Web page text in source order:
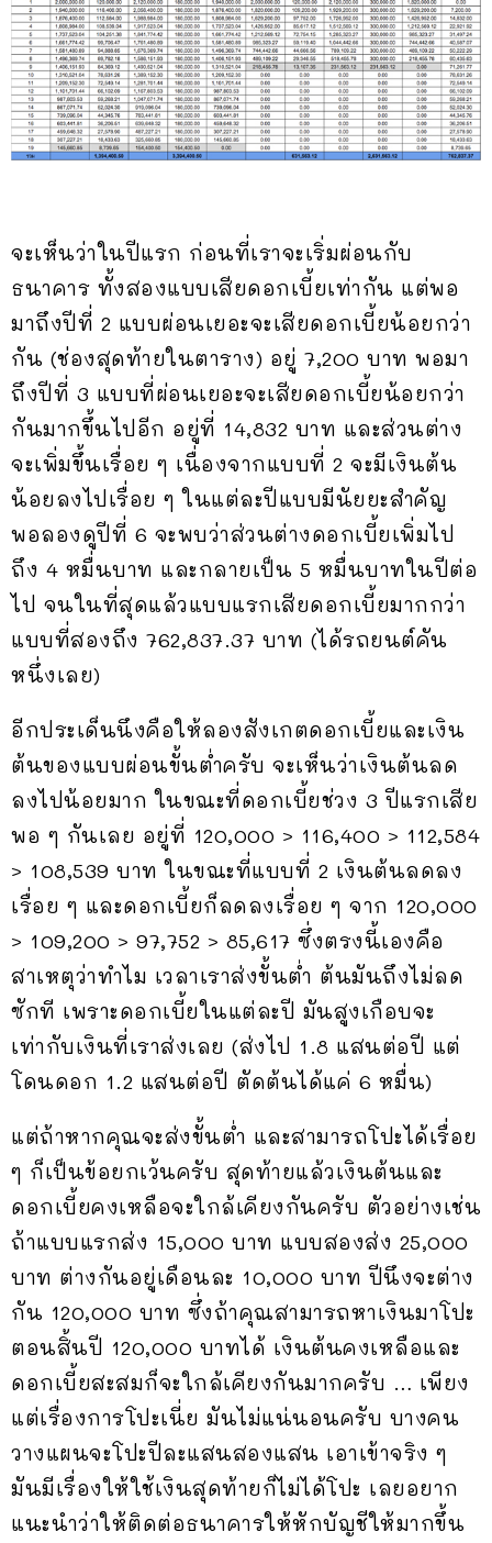
จะเห็นว่าในปีแรก ก่อนที่เราจะเริ่มผ่อนกับ
ธนาคาร ทั้งสองแบบเสียดอกเบี้ยเท่ากัน แต่พอ
มาถึงปีที่ 2 แบบผ่อนเยอะจะเสียดอกเบี้ยน้อยกว่า
กัน (ช่องสุดท้ายในตาราง) อยู่ 7,200 บาท พอมา
ถึงปีที่ 3 แบบที่ผ่อนเยอะจะเสียดอกเบี้ยน้อยกว่า
กันมากขึ้นไปอีก อยู่ที่ 14,832 บาท และส่วนต่าง
จะเพิ่มขึ้นเรื่อย ๆ เนื่องจากแบบที่ 2 จะมีเงินต้น
น้อยลงไปเรื่อย ๆ ในแต่ละปีแบบมีนัยยะสำคัญ
พอลองดูปีที่ 6 จะพบว่าส่วนต่างดอกเบี้ยเพิ่มไป
ถึง 4 หมื่นบาท และกลายเป็น 5 หมื่นบาทในปีต่อ
ไป จนในที่สุดแล้วแบบแรกเสียดอกเบี้ยมากกว่า
แบบที่สองถึง 762,837.37 บาท (ได้รถยนต์คัน
หนึ่งเลย)
อีกประเด็นนึงคือให้ลองสังเกตดอกเบี้ยและเงิน
ต้นของแบบผ่อนขั้นต่ำครับ จะเห็นว่าเงินต้นลด
ลงไปน้อยมาก ในขณะที่ดอกเบี้ยช่วง 3 ปีแรกเสีย
พอ ๆ กันเลย อยู่ที่ 120,000 > 116,400 > 112,584
> 108,539 บาท ในขณะที่แบบที่ 2 เงินต้นลดลง
เรื่อย ๆ และดอกเบี้ยก็ลดลงเรื่อย ๆ จาก 120,000
> 109,200 > 97,752 > 85,617 ซึ่งตรงนี้เองคือ
สาเหตุว่าทำไม เวลาเราส่งขั้นต่ำ ต้นมันถึงไม่ลด
ซักที เพราะดอกเบี้ยในแต่ละปี มันสูงเกือบจะ
เท่ากับเงินที่เราส่งเลย (ส่งไป 1.8 แสนต่อปี แต่
โดนดอก 1.2 แสนต่อปี ตัดต้นได้แค่ 6 หมื่น)
แต่ถ้าหากคุณจะส่งขั้นต่ำ และสามารถโปะได้เรื่อย
ๆ ก็เป็นข้อยกเว้นครับ สุดท้ายแล้วเงินต้นและ
ดอกเบี้ยคงเหลือจะใกล้เคียงกันครับ ตัวอย่างเช่น
ถ้าแบบแรกส่ง 15,000 บาท แบบสองส่ง 25,000
บาท ต่างกันอยู่เดือนละ 10,000 บาท ปีนึงจะต่าง
กัน 120,000 บาท ซึ่งถ้าคุณสามารถหาเงินมาโปะ
ตอนสิ้นปี 120,000 บาทได้ เงินต้นคงเหลือและ
ดอกเบี้ยสะสมก็จะใกล้เคียงกันมากครับ … เพียง
แต่เรื่องการโปะเนี่ย มันไม่แน่นอนครับ บางคน
วางแผนจะโปะปีละแสนสองแสน เอาเข้าจริง ๆ
มันมีเรื่องให้ใช้เงินสุดท้ายก็ไม่ได้โปะ เลยอยาก
แนะนำว่าให้ติดต่อธนาคารให้หักบัญชีให้มากขึ้น